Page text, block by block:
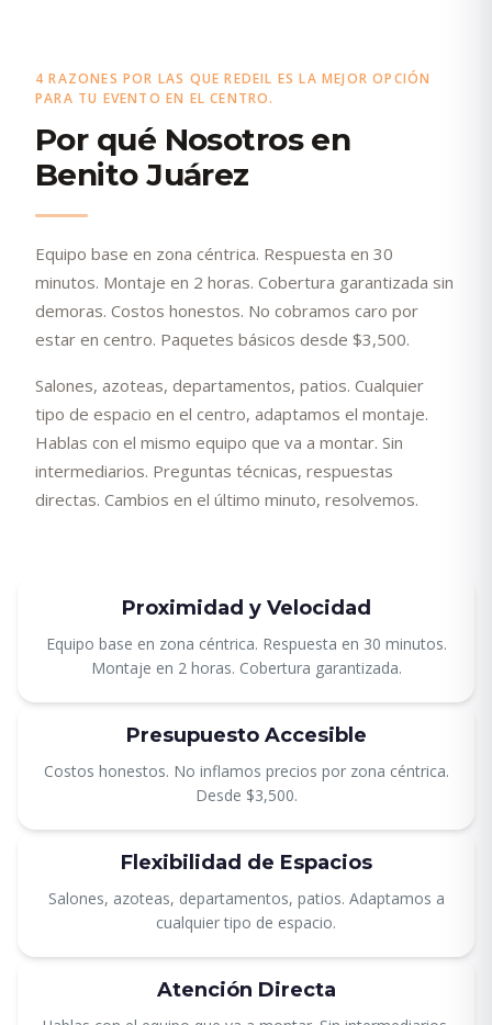
4 RAZONES POR LAS QUE REDEIL ES LA MEJOR OPCIÓN
PARA TU EVENTO EN EL CENTRO.
Por qué Nosotros en
Benito Juárez
Equipo base en zona céntrica. Respuesta en 30
minutos. Montaje en 2 horas. Cobertura garantizada sin
demoras. Costos honestos. No cobramos caro por
estar en centro. Paquetes básicos desde $3,500.
Salones, azoteas, departamentos, patios. Cualquier
tipo de espacio en el centro, adaptamos el montaje.
Hablas con el mismo equipo que va a montar. Sin
intermediarios. Preguntas técnicas, respuestas
directas. Cambios en el último minuto, resolvemos.
Proximidad y Velocidad
Equipo base en zona céntrica. Respuesta en 30 minutos.
Montaje en 2 horas. Cobertura garantizada.
Presupuesto Accesible
Costos honestos. No inflamos precios por zona céntrica.
Desde $3,500.
Flexibilidad de Espacios
Salones, azoteas, departamentos, patios. Adaptamos a
cualquier tipo de espacio.
Atención Directa